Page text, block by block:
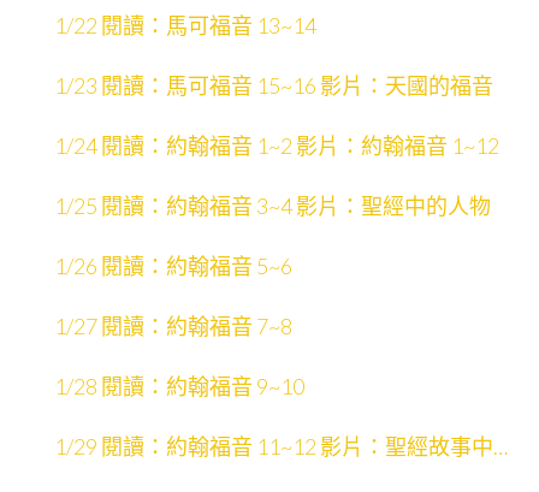
1/22 閱讀：馬可福音 13~14
1/23 閱讀：馬可福音 15~16 影片：天國的福音
1/24 閱讀：約翰福音 1~2 影片：約翰福音 1~12
1/25 閱讀：約翰福音 3~4 影片：聖經中的人物
1/26 閱讀：約翰福音 5~6
1/27 閱讀：約翰福音 7~8
1/28 閱讀：約翰福音 9~10
1/29 閱讀：約翰福音 11~12 影片：聖經故事中的